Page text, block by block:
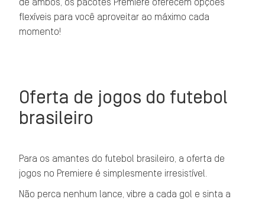
de ambos, os pacotes Premiere oferecem opções
flexíveis para você aproveitar ao máximo cada
momento!
Oferta de jogos do futebol
brasileiro
Para os amantes do futebol brasileiro, a oferta de
jogos no Premiere é simplesmente irresistível.
Não perca nenhum lance, vibre a cada gol e sinta a